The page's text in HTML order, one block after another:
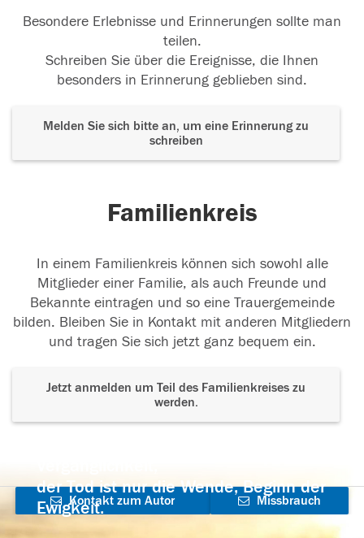
Besondere Erlebnisse und Erinnerungen sollte man
teilen.
Schreiben Sie über die Ereignisse, die Ihnen
besonders in Erinnerung geblieben sind.
Melden Sie sich bitte an, um eine Erinnerung zu
schreiben
Familienkreis
In einem Familienkreis können sich sowohl alle
Mitglieder einer Familie, als auch Freunde und
Bekannte eintragen und so eine Trauergemeinde
bilden. Bleiben Sie in Kontakt mit anderen Mitgliedern
und tragen Sie sich jetzt ganz bequem ein.
Jetzt anmelden um Teil des Familienkreises zu
werden.
der Tod ist nur die Wende, Beginn der
Ewigkeit.
Kontakt zum Autor
aufnehmen
Missbrauch